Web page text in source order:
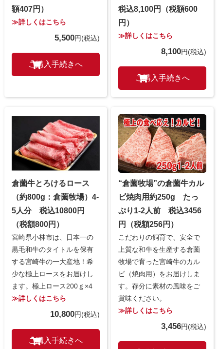
額407円）
≫詳しくはこちら
5,500円(税込)
税込8,100円（税額600
円）
≫詳しくはこちら
8,100円(税込)
倉薗牛とろけるロース
（約800g：倉薗牧場）4-
5人分 税込10800円
（税額800円）
宮崎県小林市は、日本一の
黒毛和牛のタイトルを保有
する宮崎牛の一大産地！希
少な極上ロースをお届けし
ます。極上ロース200ｇ×4
≫詳しくはこちら
10,800円(税込)
“倉薗牧場”の倉薗牛カル
ビ焼肉用約250g たっ
ぷり1-2人前 税込3456
円（税額256円）
こだわりの飼育で、安全で
上質な和牛を生産する倉薗
牧場で育った宮崎牛のカル
ビ（焼肉用）をお届けしま
す。存分に素材の風味をご
賞味ください。
≫詳しくはこちら
3,456円(税込)